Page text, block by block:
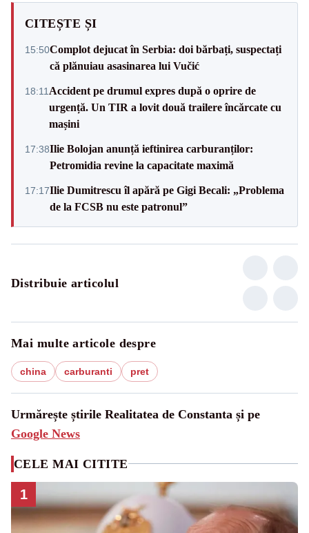
CITEȘTE ȘI
15:50Complot dejucat în Serbia: doi bărbați, suspectați
că plănuiau asasinarea lui Vučić
18:11 Accident pe drumul expres după o oprire de
urgență. Un TIR a lovit două trailere încărcate cu
mașini
17:38Ilie Bolojan anunță ieftinirea carburanților:
Petromidia revine la capacitate maximă
17:17Ilie Dumitrescu îl apără pe Gigi Becali: „Problema
de la FCSB nu este patronul”
Distribuie articolul
Mai multe articole despre
china carburanti pret
Urmărește știrile Realitatea de Constanta și pe
Google News
CELE MAI CITITE
1